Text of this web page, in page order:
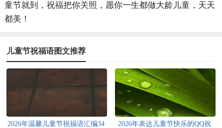
童节就到，祝福把你关照，愿你一生都做大龄儿童，天天
都美！
儿童节祝福语图文推荐
2026年温馨儿童节祝福语汇编34
2026年表达儿童节快乐的QQ祝